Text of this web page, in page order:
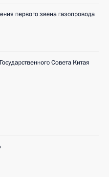
первого звена газопровода
Совета Китая